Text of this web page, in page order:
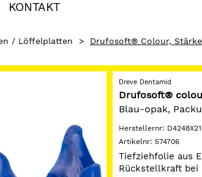
KONTAKT
/ Löffelplatten > Drufosoft® Colour, Stärke
Dreve Dentamid
Drufosoft®
Blau-opak,
Herstellernr:
Artikelnr: 574706
Tiefziehfolie aus
Rückstellkraft bei